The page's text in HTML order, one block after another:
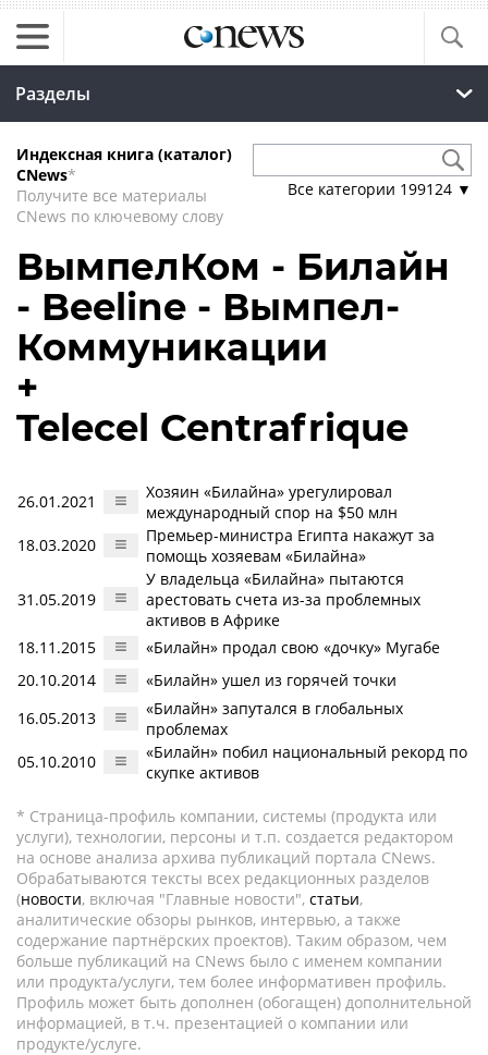
Разделы
Индексная книга (каталог)
CNews*
Получите все материалы
CNews по ключевому слову
Все категории 199124 ▼
ВымпелКом - Билайн
- Beeline - Вымпел-
Коммуникации
+
Telecel Centrafrique
26.01.2021
Хозяин «Билайна» урегулировал
международный спор на $50 млн
18.03.2020
Премьер-министра Египта накажут за
помощь хозяевам «Билайна»
31.05.2019
У владельца «Билайна» пытаются
арестовать счета из-за проблемных
активов в Африке
18.11.2015
«Билайн» продал свою «дочку» Мугабе
20.10.2014
«Билайн» ушел из горячей точки
16.05.2013
«Билайн» запутался в глобальных
проблемах
05.10.2010
«Билайн» побил национальный рекорд по
скупке активов
* Страница-профиль компании, системы (продукта или
услуги), технологии, персоны и т.п. создается редактором
на основе анализа архива публикаций портала CNews.
Обрабатываются тексты всех редакционных разделов
(новости, включая "Главные новости", статьи,
аналитические обзоры рынков, интервью, а также
содержание партнёрских проектов). Таким образом, чем
больше публикаций на CNews было с именем компании
или продукта/услуги, тем более информативен профиль.
Профиль может быть дополнен (обогащен) дополнительной
информацией, в т.ч. презентацией о компании или
продукте/услуге.